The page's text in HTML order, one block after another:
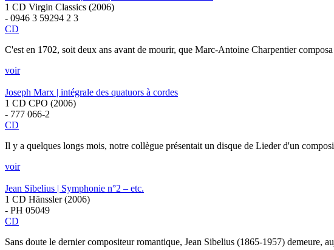
1 CD Virgin Classics (2006)
- 0946 3 59294 2 3
CD
C'est en 1702, soit deux ans avant de mourir, que Marc-Antoine Charpentier
voir
Joseph Marx | intégrale des quatuors à cordes
1 CD CPO (2006)
- 777 066-2
CD
Il y a quelques longs mois, notre collègue présentait un disque de Lieder d'un
voir
Jean Sibelius | Symphonie n°2 – etc.
1 CD Hänssler (2006)
- PH 05049
CD
Sans doute le dernier compositeur romantique, Jean Sibelius (1865-1957) demeure,